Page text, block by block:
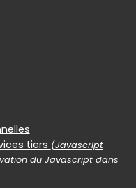
tiers (Javascript
du Javascript dans